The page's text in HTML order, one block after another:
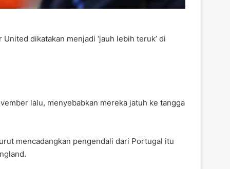
dikatakan menjadi ‘jauh lebih teruk’ di
lalu, menyebabkan mereka jatuh ke tangga
mencadangkan pengendali dari Portugal itu